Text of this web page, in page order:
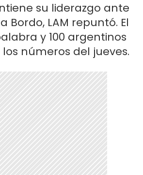
su liderazgo ante
Bordo, LAM repuntó. El
y 100 argentinos
los números del jueves.